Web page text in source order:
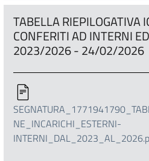
TABELLA RIEPILOGATIVA
CONFERITI AD INTERNI
2023/2026 - 24/02/2026
NE_INCARICHI_ESTERNI-